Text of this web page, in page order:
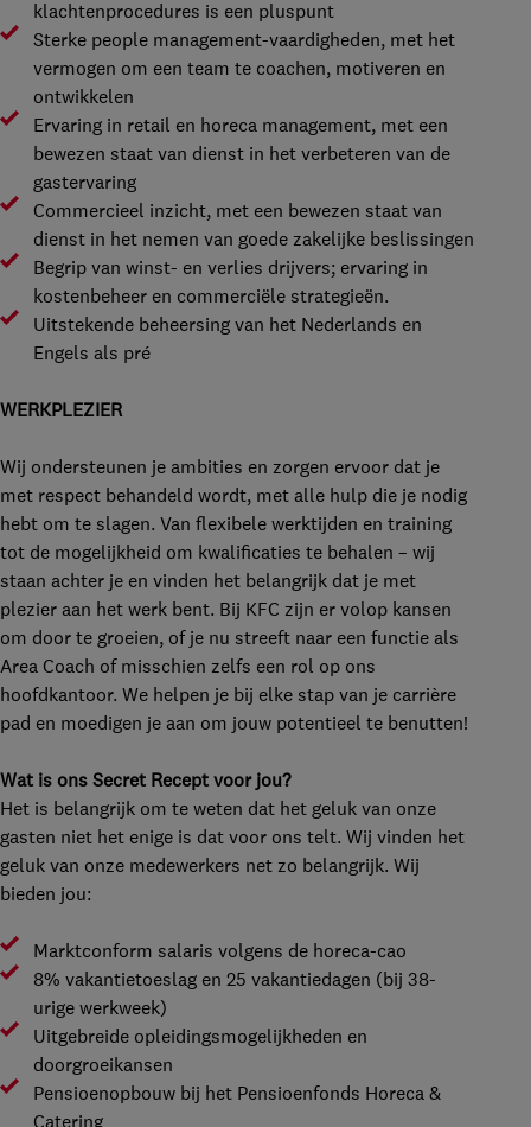
klachtenprocedures is een pluspunt
Sterke people management-vaardigheden, met het
vermogen om een team te coachen, motiveren en
ontwikkelen
Ervaring in retail en horeca management, met een
bewezen staat van dienst in het verbeteren van de
gastervaring
Commercieel inzicht, met een bewezen staat van
dienst in het nemen van goede zakelijke beslissingen
Begrip van winst- en verlies drijvers; ervaring in
kostenbeheer en commerciële strategieën.
Uitstekende beheersing van het Nederlands en
Engels als pré
WERKPLEZIER
Wij ondersteunen je ambities en zorgen ervoor dat je
met respect behandeld wordt, met alle hulp die je nodig
hebt om te slagen. Van flexibele werktijden en training
tot de mogelijkheid om kwalificaties te behalen – wij
staan achter je en vinden het belangrijk dat je met
plezier aan het werk bent. Bij KFC zijn er volop kansen
om door te groeien, of je nu streeft naar een functie als
Area Coach of misschien zelfs een rol op ons
hoofdkantoor. We helpen je bij elke stap van je carrière
pad en moedigen je aan om jouw potentieel te benutten!
Wat is ons Secret Recept voor jou?
Het is belangrijk om te weten dat het geluk van onze
gasten niet het enige is dat voor ons telt. Wij vinden het
geluk van onze medewerkers net zo belangrijk. Wij
bieden jou:
Marktconform salaris volgens de horeca-cao
8% vakantietoeslag en 25 vakantiedagen (bij 38-
urige werkweek)
Uitgebreide opleidingsmogelijkheden en
doorgroeikansen
Pensioenopbouw bij het Pensioenfonds Horeca &
Catering